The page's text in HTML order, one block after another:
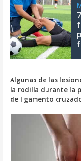
Algunas de las
la rodilla durante la
de ligamento